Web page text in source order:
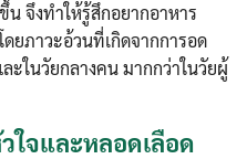
น จึงทำให้รู้สึกอยากอาหาร
ยภาวะอ้วนที่เกิดจากการอด
ในวัยกลางคน มากกว่าในวัยผู้
ใจและหลอดเลือด